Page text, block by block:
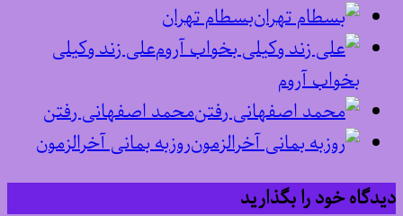
بسطام تهران
علی زند وکیلی
بخواب آروم
محمد اصفهانی رفتن
روزبه بمانی آخرالزمون
دیدگاه خود را بگذارید